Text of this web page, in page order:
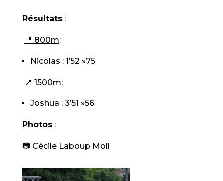
Résultats:
📍 800m:
Nicolas : 1’52 »75
📍 1500m:
Joshua : 3’51 »56
Photos:
📷 Cécile Laboup Moll